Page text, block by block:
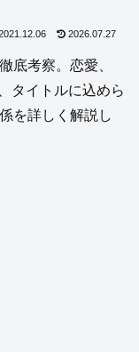
2026.07.27
底考察。恋愛、
タイトルに込めら
を詳しく解説し